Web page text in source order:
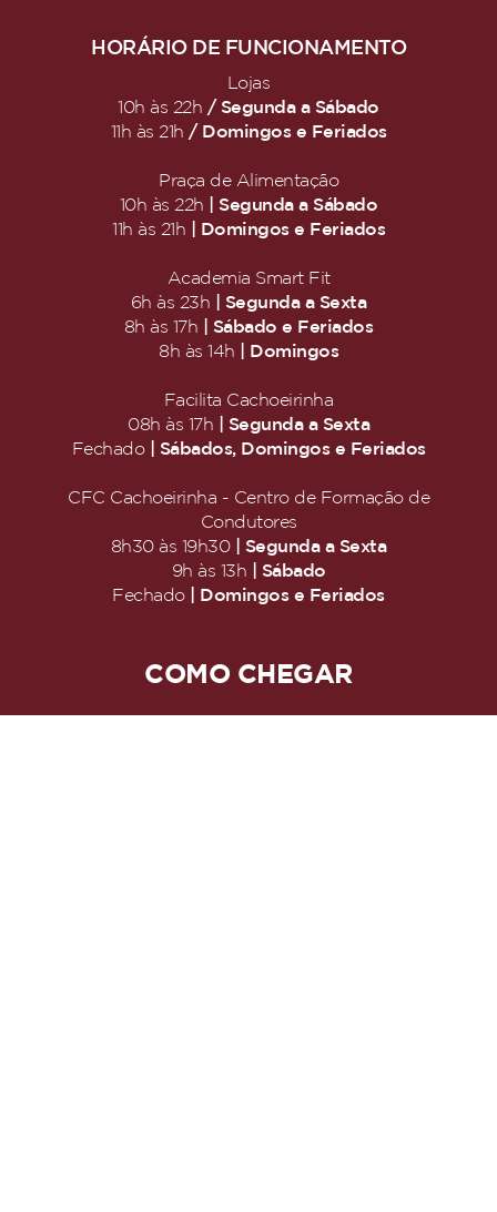
HORÁRIO DE FUNCIONAMENTO
Lojas
10h às 22h / Segunda a Sábado
11h às 21h / Domingos e Feriados
Praça de Alimentação
10h às 22h
| Segunda a Sábado
11h às 21h
| Domingos e Feriados
Academia Smart Fit
6h às 23h
| Segunda a Sexta
8h às 17h
| Sábado e Feriados
8h às 14h
| Domingos
Facilita Cachoeirinha
08h às 17h
| Segunda a Sexta
Fechado
| Sábados, Domingos e Feriados
CFC Cachoeirinha - Centro de Formação de
Condutores
8h30 às 19h30
| Segunda a Sexta
9h às 13h
| Sábado
Fechado
| Domingos e Feriados
COMO CHEGAR